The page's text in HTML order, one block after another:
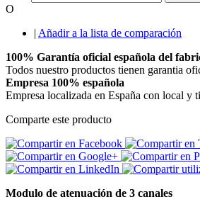
O
| Añadir a la lista de comparación
100% Garantía oficial española del
Todos nuestro productos tienen garantia
Empresa 100% española
Empresa localizada en España con local y
Comparte este producto
Modulo de atenuación de 3 canales